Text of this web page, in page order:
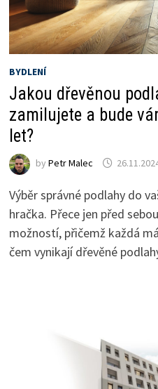
BYDLENÍ
Jakou dřevěnou
zamilujete a bude
let?
by Petr Malec
Výběr správné podlahy do
hračka. Přece jen před
možností, přičemž každá
čem vynikají dřevěné